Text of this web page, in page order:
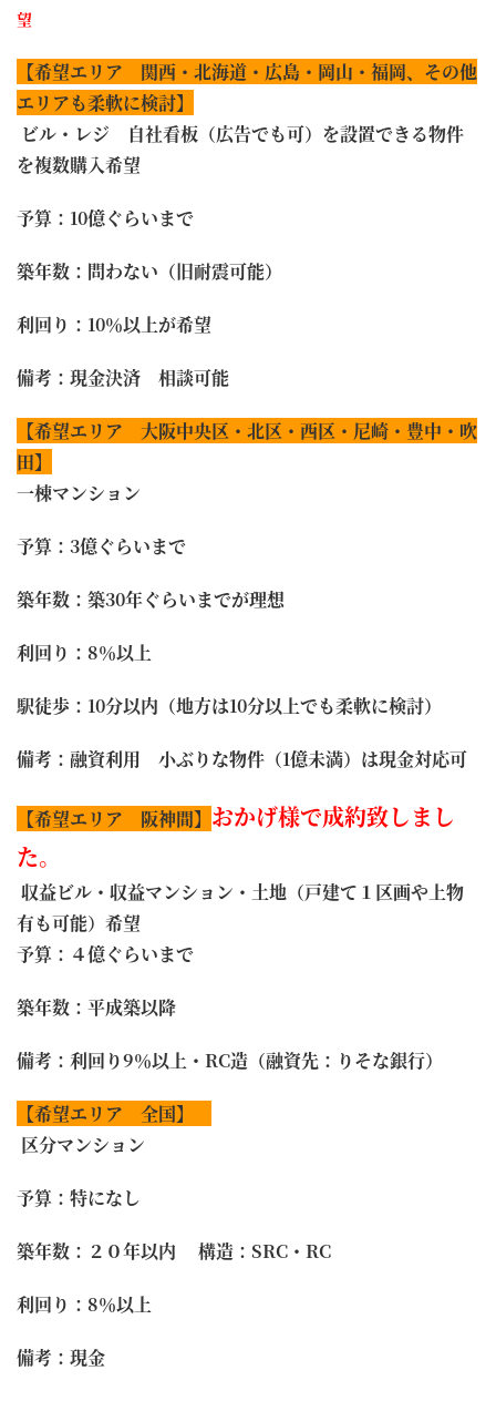
望
【希望エリア 関西・北海道・広島・岡山・福岡、その他
エリアも柔軟に検討】
ビル・レジ 自社看板（広告でも可）を設置できる物件
を複数購入希望
予算：10億ぐらいまで
築年数：問わない（旧耐震可能）
利回り：10％以上が希望
備考：現金決済 相談可能
【希望エリア 大阪中央区・北区・西区・尼崎・豊中・吹
田】
一棟マンション
予算：3億ぐらいまで
築年数：築30年ぐらいまでが理想
利回り：8％以上
駅徒歩：10分以内（地方は10分以上でも柔軟に検討）
備考：融資利用 小ぶりな物件（1億未満）は現金対応可
【希望エリア 阪神間】 おかげ様で成約致しまし
た。
収益ビル・収益マンション・土地（戸建て１区画や上物
有も可能）希望
予算：４億ぐらいまで
築年数：平成築以降
備考：利回り9％以上・RC造（融資先：りそな銀行）
【希望エリア 全国】
区分マンション
予算：特になし
築年数：２０年以内 構造：SRC・RC
利回り：8％以上
備考：現金